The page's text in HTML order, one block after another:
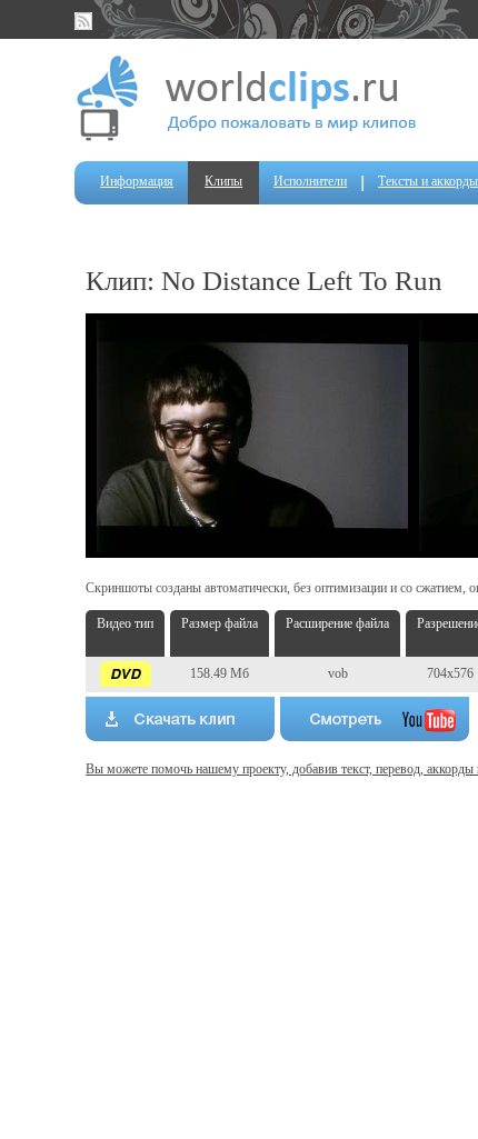
Информация Клипы Исполнители Тексты и аккорды
Клип: No Distance Left To Run
Скриншоты созданы автоматически, без оптимизации и со сжатием,
Видео тип Размер файла Расширение файла
158.49 Мб vob 704x576
Вы можете помочь нашему проекту, добавив текст, перевод, аккорды